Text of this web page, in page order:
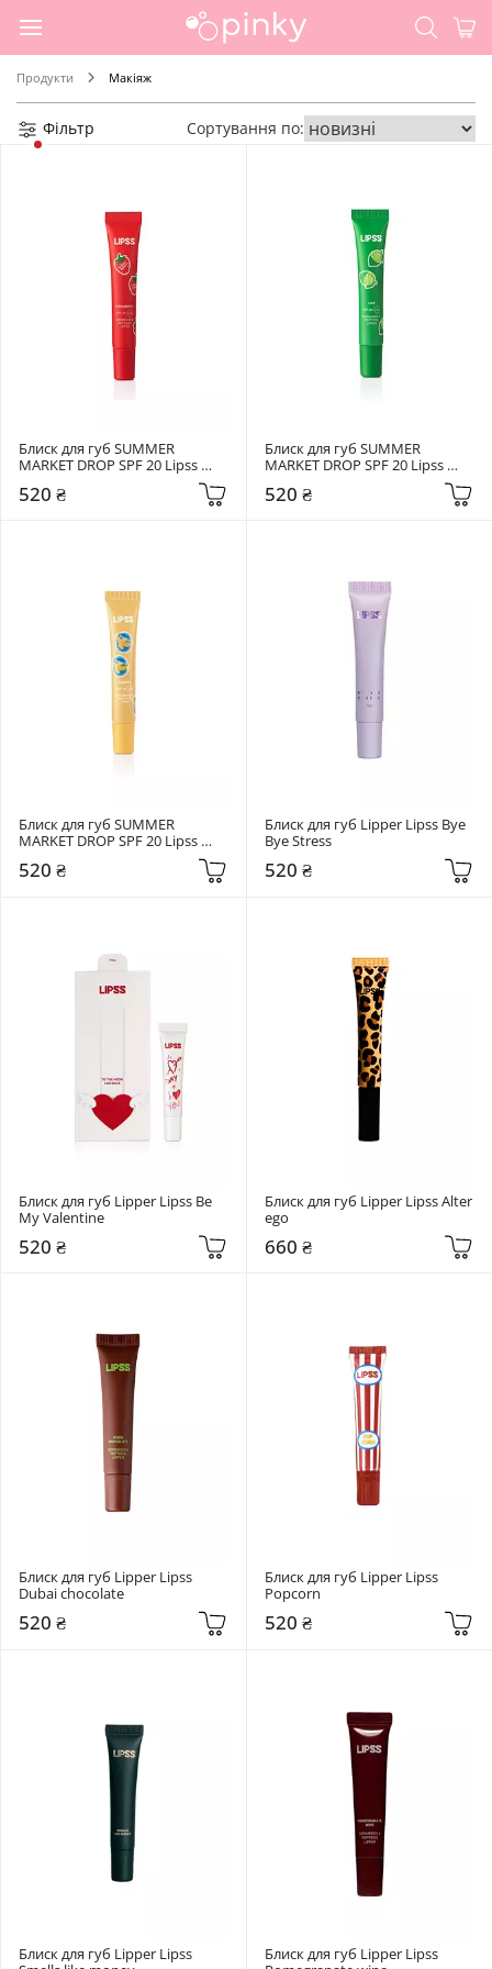
Продукти Макіяж
Фільтр Сортування по:
Блиск для губ SUMMER
MARKET DROP SPF 20 Lipss
520 ₴
Блиск для губ SUMMER
MARKET DROP SPF 20 Lipss
520 ₴
Блиск для губ SUMMER
MARKET DROP SPF 20 Lipss
520 ₴
Блиск для губ Lipper Lipss Bye
Bye Stress
520 ₴
Блиск для губ Lipper Lipss Be
My Valentine
520 ₴
Блиск для губ Lipper Lipss Alter
ego
660 ₴
Блиск для губ Lipper Lipss
Dubai chocolate
520 ₴
Блиск для губ Lipper Lipss
Popcorn
520 ₴
Блиск для губ Lipper Lipss
Блиск для губ Lipper Lipss